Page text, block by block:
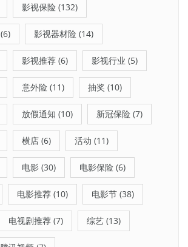
影视保险 (132)
(6) 影视器材险 (14)
影视推荐 (6) 影视行业 (5)
意外险 (11) 抽奖 (10)
放假通知 (10) 新冠保险 (7)
横店 (6) 活动 (11)
电影 (30) 电影保险 (6)
电影推荐 (10) 电影节 (38)
电视剧推荐 (7) 综艺 (13)